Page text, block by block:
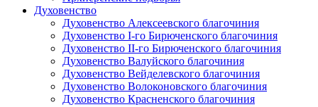
Духовенство
Духовенство Алексеевского благочиния
Духовенство I-го Бирюченского благочиния
Духовенство II-го Бирюченского благочиния
Духовенство Валуйского благочиния
Духовенство Вейделевского благочиния
Духовенство Волоконовского благочиния
Духовенство Красненского благочиния